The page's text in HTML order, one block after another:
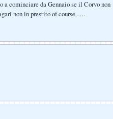
a cominciare da Gennaio se il Corvo non
non in prestito of course ….